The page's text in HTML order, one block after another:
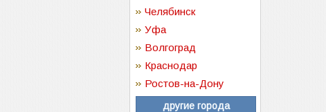
Челябинск
Уфа
Волгоград
Краснодар
Ростов-на-Дону
другие города